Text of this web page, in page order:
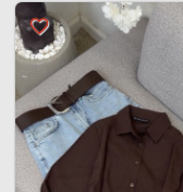
favorite_border